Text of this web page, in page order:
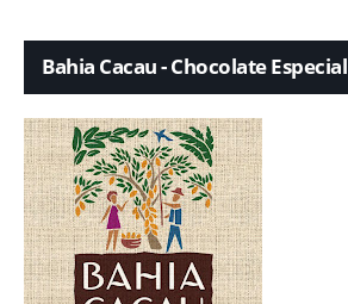
Bahia Cacau - Chocolate Especial